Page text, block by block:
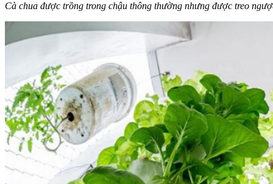
Cà chua được trồng trong chậu thông thường nhưng được treo